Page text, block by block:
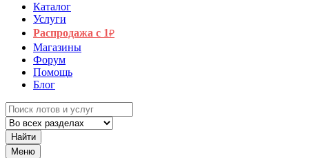
Каталог
Услуги
Распродажа с 1₽
Магазины
Форум
Помощь
Блог
Найти
Меню